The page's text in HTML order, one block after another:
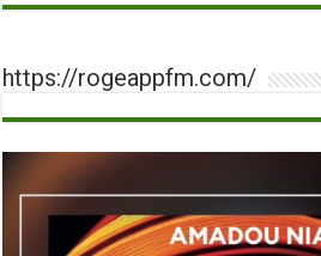
https://rogeappfm.com/